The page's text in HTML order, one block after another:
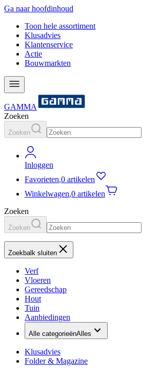
Ga naar hoofdinhoud
Toon hele assortiment
Klusadvies
Klantenservice
Actie
Bouwmarkten
GAMMA
Zoeken
Zoeken
Inloggen
Favorieten,0 artikelen
Winkelwagen,0 artikelen
Zoeken
Zoeken
Zoekbalk sluiten
Verf
Vloeren
Gereedschap
Hout
Tuin
Aanbiedingen
Alle categorieënAlles
Klusadvies
Folder & Magazine